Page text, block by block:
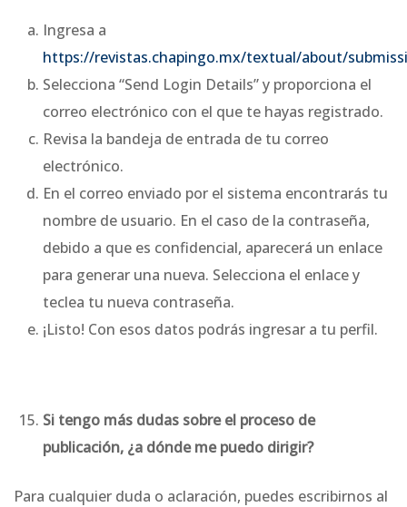
Ingresa a
https://revistas.chapingo.mx/textual/about/
Selecciona “Send Login Details” y proporciona el
correo electrónico con el que te hayas registrado.
Revisa la bandeja de entrada de tu correo
electrónico.
En el correo enviado por el sistema encontrarás tu
nombre de usuario. En el caso de la contraseña,
debido a que es confidencial, aparecerá un enlace
para generar una nueva. Selecciona el enlace y
teclea tu nueva contraseña.
¡Listo! Con esos datos podrás ingresar a tu perfil.
Si tengo más dudas sobre el proceso de
publicación, ¿a dónde me puedo dirigir?
Para cualquier duda o aclaración, puedes escribirnos al